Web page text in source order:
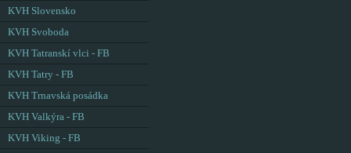
KVH Slovensko
KVH Svoboda
KVH Tatranskí vlci - FB
KVH Tatry - FB
KVH Trnavská posádka
KVH Valkýra - FB
KVH Viking - FB